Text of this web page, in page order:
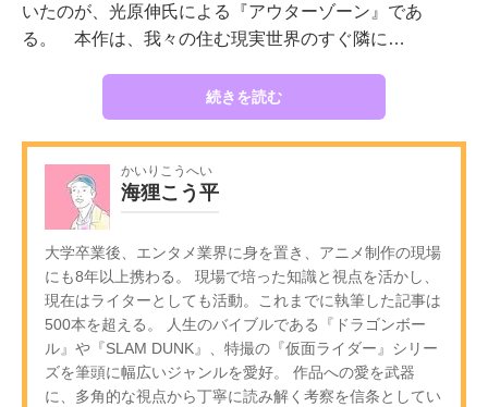
いたのが、光原伸氏による『アウターゾーン』であ
る。 本作は、我々の住む現実世界のすぐ隣に…
続きを読む
かいりこうへい
海狸こう平
大学卒業後、エンタメ業界に身を置き、アニメ制作の現場
にも8年以上携わる。 現場で培った知識と視点を活かし、
現在はライターとしても活動。これまでに執筆した記事は
500本を超える。 人生のバイブルである『ドラゴンボー
ル』や『SLAM DUNK』、特撮の『仮面ライダー』シリー
ズを筆頭に幅広いジャンルを愛好。 作品への愛を武器
に、多角的な視点から丁寧に読み解く考察を信条としてい